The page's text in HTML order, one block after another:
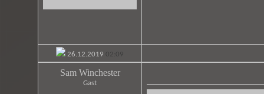
26.12.2019 02:09
Sam Winchester
Gast